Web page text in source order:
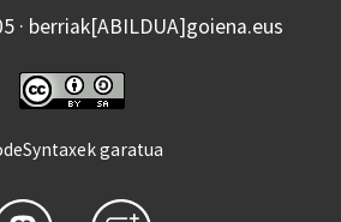
· berriak[ABILDUA]goiena.eus
garatua